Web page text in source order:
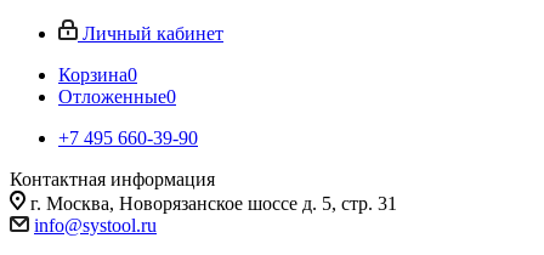
Личный кабинет
Корзина0
Отложенные0
+7 495 660-39-90
Контактная информация
г. Москва, Новорязанское шоссе д. 5, стр. 31
info@systool.ru